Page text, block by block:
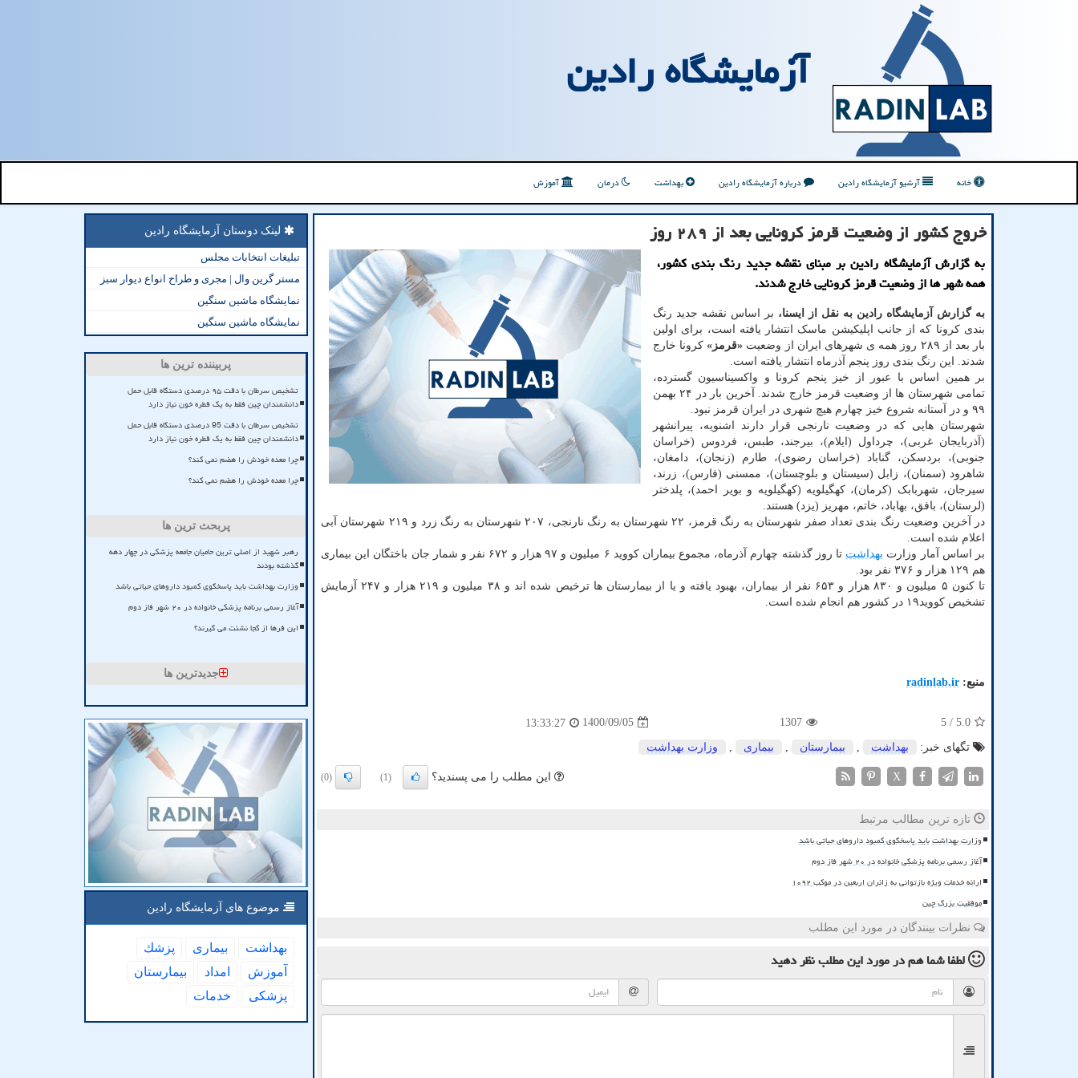
آزمایشگاه رادین
خانه آرشیو آزمایشگاه رادین درباره آزمایشگاه رادین بهداشت درمان آموزش
خروج کشور از وضعیت قرمز کرونایی بعد از ۲۸۹ روز
به گزارش آزمایشگاه رادین بر مبنای نقشه جدید رنگ بندی کشور،
همه شهر ها از وضعیت قرمز کرونایی خارج شدند.
به گزارش آزمایشگاه رادین به نقل از ایسنا، بر اساس نقشه جدید رنگ
بندی کرونا که از جانب اپلیکیشن ماسک انتشار یافته است، برای اولین
بار بعد از ۲۸۹ روز همه ی شهرهای ایران از وضعیت
«قرمز» کرونا خارج
شدند. این رنگ بندی روز پنجم آذرماه انتشار یافته است.
بر همین اساس با عبور از خیز پنجم کرونا و واکسیناسیون گسترده،
تمامی شهرستان ها از وضعیت قرمز خارج شدند. آخرین بار در ۲۴ بهمن
۹۹ و در آستانه شروع خیز چهارم هیچ شهری در ایران قرمز نبود.
شهرستان هایی که در وضعیت نارنجی قرار دارند اشنویه، پیرانشهر
(آذربایجان غربی)، چرداول (ایلام)، بیرجند، طبس، فردوس (خراسان
جنوبی)، بردسکن، گناباد (خراسان رضوی)، طارم (زنجان)، دامغان،
شاهرود (سمنان)، زابل (سیستان و بلوچستان)، ممسنی (فارس)، زرند،
سیرجان، شهربابک (کرمان)، کهگیلویه (کهگیلویه و بویر احمد)، پلدختر
(لرستان)، بافق، بهاباد، خاتم، مهریز (یزد) هستند.
در آخرین وضعیت رنگ بندی تعداد صفر شهرستان به رنگ قرمز، ۲۲ شهرستان به رنگ نارنجی، ۲۰۷ شهرستان به رنگ زرد و ۲۱۹ شهرستان آبی
اعلام شده است.
بر اساس آمار وزارت بهداشت
تا روز گذشته چهارم آذرماه، مجموع بیماران کووید ۶ میلیون و ۹۷ هزار و ۶۷۲ نفر و شمار جان باختگان این بیماری
هم ۱۲۹ هزار و ۳۷۶ نفر بود.
تا کنون ۵ میلیون و ۸۳۰ هزار و ۶۵۳ نفر از بیماران، بهبود یافته و یا از بیمارستان ها ترخیص شده اند و ۳۸ میلیون و ۲۱۹ هزار و ۲۴۷ آزمایش
تشخیص کووید۱۹ در کشور هم انجام شده است.
منبع: radinlab.ir
5.0
/ 5
1307
1400/09/05
13:33:27
تگهای خبر:
بهداشت بیمارستان بیماری وزارت بهداشت
X این مطلب را می پسندید؟ (1)
(0)
تازه ترین مطالب مرتبط
وزارت بهداشت باید پاسخگوی کمبود داروهای حیاتی باشد
آغاز رسمی برنامه پزشکی خانواده در ۲۰ شهر فاز دوم
ارائه خدمات ویژه بازتوانی به زائران اربعین در موکب ۱۰۹۲
موفقیت بزرگ چین
نظرات بینندگان در مورد این مطلب
لطفا شما همدر مورد این مطلبنظر دهید
لینک دوستان آزمایشگاه رادین
تبلیغات انتخابات مجلس
مستر گرین وال | مجری و طراح انواع دیوار سبز
نمایشگاه ماشین سنگین
نمایشگاه ماشین سنگین
پربیننده ترین ها
تشخیص سرطان با دقت ۹۵ درصدی دستگاه قابل حمل
دانشمندان چین فقط به یک قطره خون نیاز دارد
تشخیص سرطان با دقت 95 درصدی دستگاه قابل حمل
دانشمندان چین فقط به یک قطره خون نیاز دارد
چرا معده خودش را هضم نمی کند؟
چرا معده خودش را هضم نمی کند؟
پربحث ترین ها
رهبر شهید از اصلی ترین حامیان جامعه پزشکی در چهار دهه
گذشته بودند
وزارت بهداشت باید پاسخگوی کمبود داروهای حیاتی باشد
آغاز رسمی برنامه پزشکی خانواده در ۲۰ شهر فاز دوم
این فرها از کجا نشئت می گیرند؟
جدیدترین ها
موضوع های آزمایشگاه رادین
بهداشت بیماری
پزشك
آموزش
امداد
بیمارستان
پزشكی
خدمات